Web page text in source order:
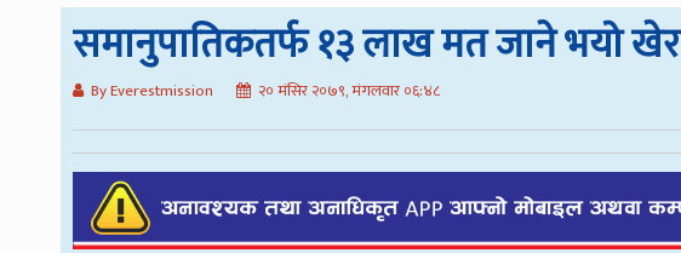
समानुपातिकतर्फ १३ लाख मत जाने भयो खेर
By Everestmission २० मंसिर २०७९, मंगलवार ०६:४८